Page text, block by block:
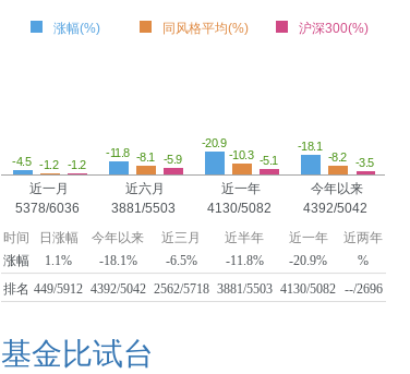
涨幅(%) 同风格平均(%) 沪深300(%)
-4.5 -1.2 -1.2
近一月
5378/6036
-11.8 -8.1 -5.9
近六月
3881/5503
-20.9
-10.3 -5.1
近一年
4130/5082
-18.1
-8.2
-3.5
今年以来
4392/5042
时间
日涨幅 今年以来 近三月 近半年 近一年
近两年
涨幅
1.1% -18.1% -6.5% -11.8% -20.9%
%
排名 449/5912 4392/5042 2562/5718 3881/5503 4130/5082 --/2696
基金比试台